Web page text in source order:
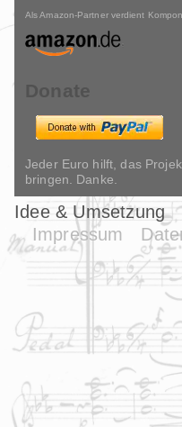
Als Amazon-Partner verdient
Donate
Jeder Euro hilft, das
bringen. Danke.
Idee & Umsetzung
Impressum